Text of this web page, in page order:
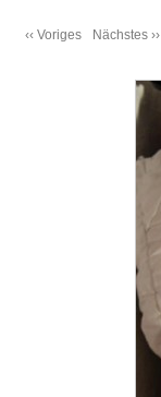
‹‹ Voriges Nächstes ››